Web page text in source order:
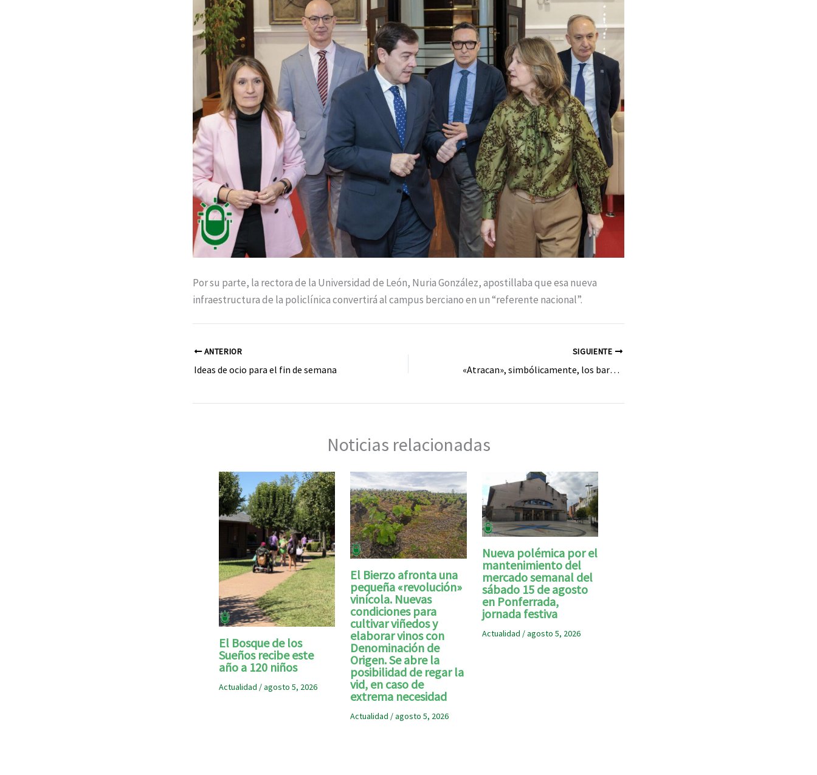
Por su parte, la rectora de la Universidad de León, Nuria González, apostillaba que esa nueva
infraestructura de la policlínica convertirá al campus berciano en un “referente nacional”.
ANTERIOR
Ideas de ocio para el fin de semana
SIGUIENTE
«Atracan», simbólicamente, los barcos de Álvaro de Mendaña en Ponferrada. La UNED abre la exposición dedicada al descubridor berciano.
Noticias relacionadas
El Bosque de los
Sueños recibe este
año a 120 niños
Actualidad /agosto 5, 2026
El Bierzo afronta una
pequeña «revolución»
vinícola. Nuevas
condiciones para
cultivar viñedos y
elaborar vinos con
Denominación de
Origen. Se abre la
posibilidad de regar la
vid, en caso de
extrema necesidad
Actualidad /agosto 5, 2026
Nueva polémica por el
mantenimiento del
mercado semanal del
sábado 15 de agosto
en Ponferrada,
jornada festiva
Actualidad /agosto 5, 2026